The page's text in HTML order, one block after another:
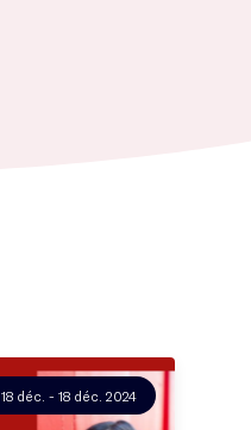
18 déc. - 18 déc. 2024